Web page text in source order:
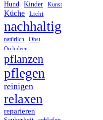
Hund Kinder Kunst
Küche Licht
nachhaltig
natürlich Obst
Orchideen
pflanzen
pflegen
reinigen
relaxen
reparieren